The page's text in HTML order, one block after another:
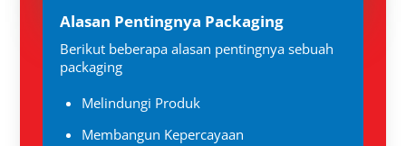
Alasan Pentingnya Packaging
Berikut beberapa alasan pentingnya sebuah
packaging
Melindungi Produk
Membangun Kepercayaan